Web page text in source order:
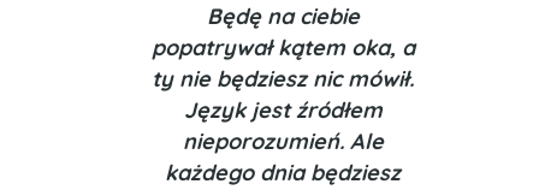
Będę na ciebie
popatrywał kątem oka, a
ty nie będziesz nic mówił.
Język jest źródłem
nieporozumień. Ale
każdego dnia będziesz